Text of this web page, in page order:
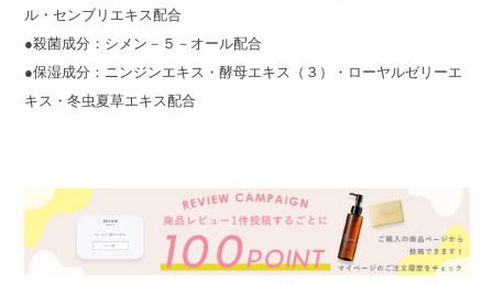
ル・センブリエキス配合
●殺菌成分：シメン－５－オール配合
●保湿成分：ニンジンエキス・酵母エキス（３）・ローヤルゼリーエ
キス・冬虫夏草エキス配合